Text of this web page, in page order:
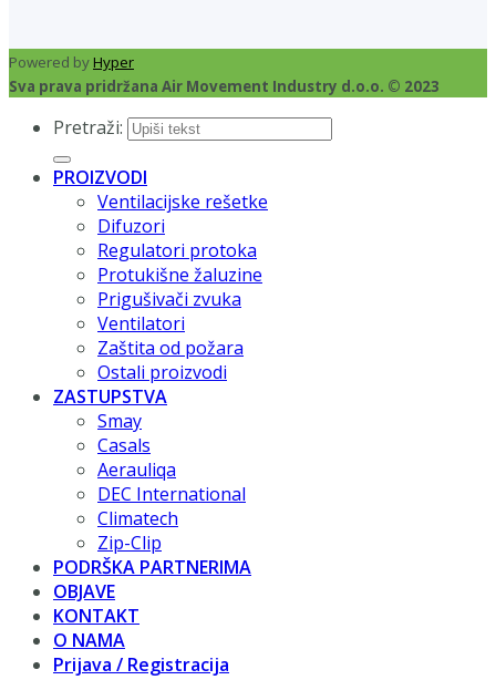
Powered byHyper
Sva prava pridržana Air Movement Industry d.o.o. © 2023
Pretraži:
PROIZVODI
Ventilacijske rešetke
Difuzori
Regulatori protoka
Protukišne žaluzine
Prigušivači zvuka
Ventilatori
Zaštita od požara
Ostali proizvodi
ZASTUPSTVA
Smay
Casals
Aerauliqa
DEC International
Climatech
Zip-Clip
PODRŠKA PARTNERIMA
OBJAVE
KONTAKT
O NAMA
Prijava / Registracija